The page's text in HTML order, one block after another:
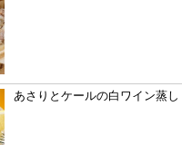
あさりとケールの白ワイン蒸し